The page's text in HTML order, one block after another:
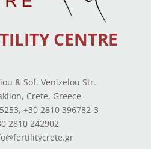
CENTRE
& Sof. Venizelou Str.
Crete, Greece
+30 2810 396782-3
2810 242902